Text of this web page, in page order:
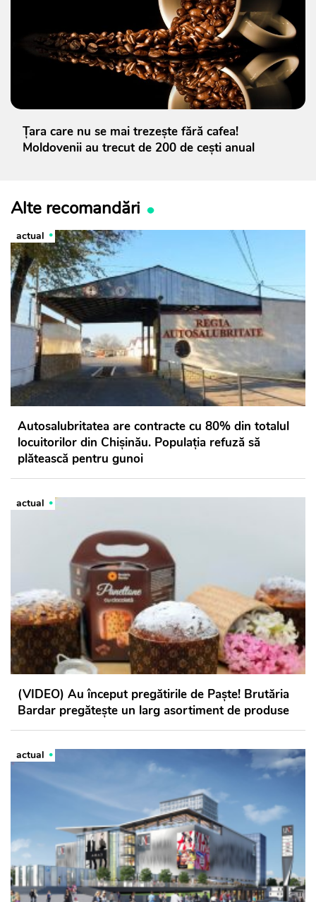
Țara care nu se mai trezește fără cafea!
Moldovenii au trecut de 200 de cești anual
Alte recomandări
actual
Autosalubritatea are contracte cu 80% din totalul
locuitorilor din Chișinău. Populația refuză să
plătească pentru gunoi
actual
(VIDEO) Au început pregătirile de Paște! Brutăria
Bardar pregătește un larg asortiment de produse
actual